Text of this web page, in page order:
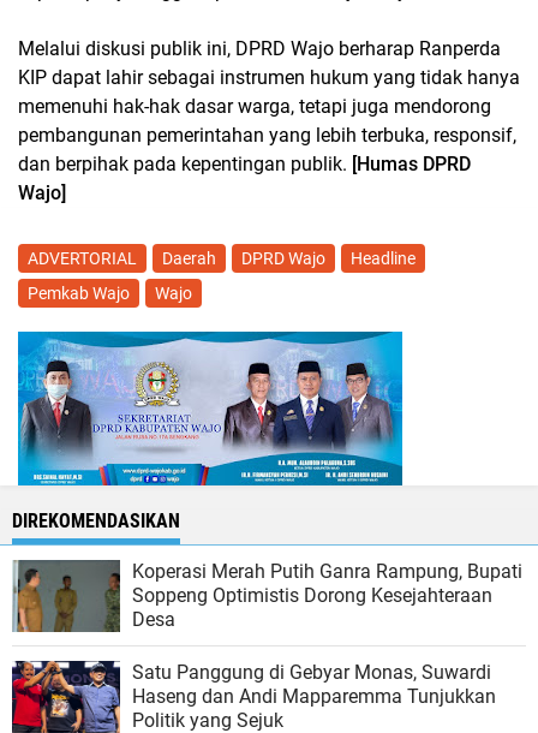
Melalui diskusi publik ini, DPRD Wajo berharap Ranperda
KIP dapat lahir sebagai instrumen hukum yang tidak hanya
memenuhi hak-hak dasar warga, tetapi juga mendorong
pembangunan pemerintahan yang lebih terbuka, responsif,
dan berpihak pada kepentingan publik. [Humas DPRD
Wajo]
ADVERTORIAL Daerah DPRD Wajo
Headline
Pemkab Wajo
Wajo
DIREKOMENDASIKAN
Koperasi Merah Putih Ganra Rampung, Bupati
Soppeng Optimistis Dorong Kesejahteraan
Desa
Satu Panggung di Gebyar Monas, Suwardi
Haseng dan Andi Mapparemma Tunjukkan
Politik yang Sejuk